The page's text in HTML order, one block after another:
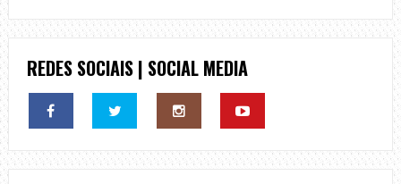
REDES SOCIAIS | SOCIAL MEDIA